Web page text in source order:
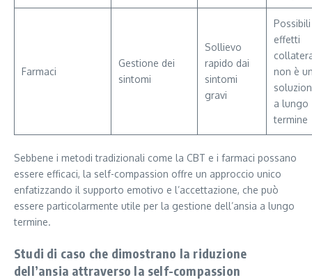
Farmaci
Gestione dei
sintomi
Sollievo
rapido dai
sintomi
gravi
Possibili
effetti
non è
a lungo
termine
Sebbene i metodi tradizionali come la CBT e i farmaci possano
essere efficaci, la self-compassion offre un approccio unico
enfatizzando il supporto emotivo e l’accettazione, che può
essere particolarmente utile per la gestione dell’ansia a lungo
termine.
Studi di caso che dimostrano la riduzione
dell’ansia attraverso la self-compassion